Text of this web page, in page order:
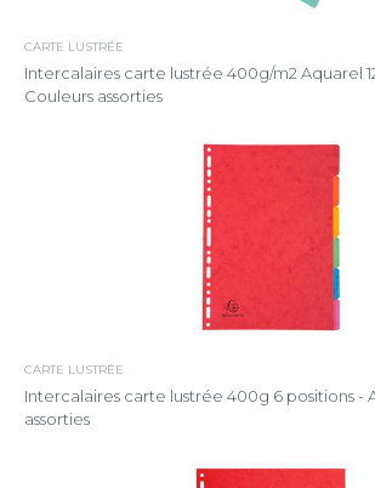
CARTE LUSTRÉE
Intercalaires carte lustrée 400g/m2 Aquarel
Couleurs assorties
CARTE LUSTRÉE
Intercalaires carte lustrée 400g 6 positions -
assorties